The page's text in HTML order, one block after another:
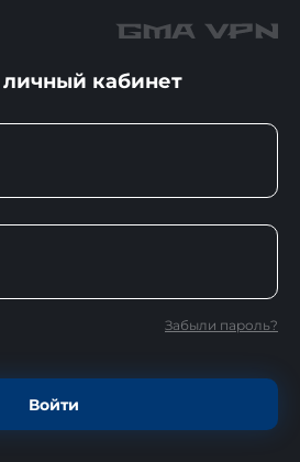
личный кабинет
Забыли пароль?
Войти